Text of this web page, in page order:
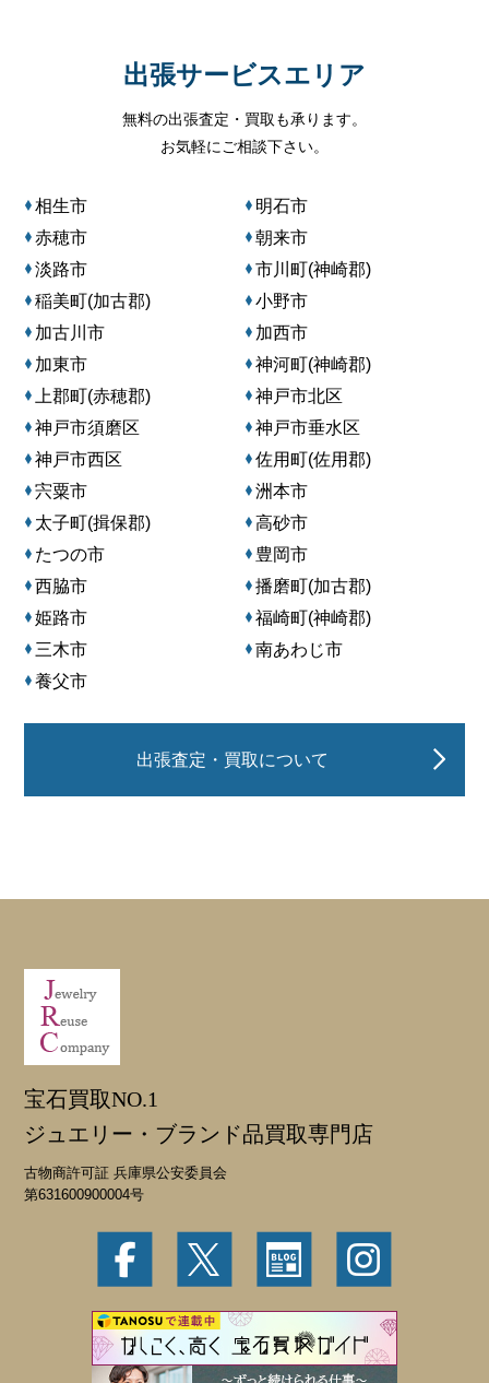
出張サービスエリア
無料の出張査定・買取も承ります。
お気軽にご相談下さい。
相生市
明石市
赤穂市
朝来市
淡路市
市川町(神崎郡)
稲美町(加古郡)
小野市
加古川市
加西市
加東市
神河町(神崎郡)
上郡町(赤穂郡)
神戸市北区
神戸市須磨区
神戸市垂水区
神戸市西区
佐用町(佐用郡)
宍粟市
洲本市
太子町(揖保郡)
高砂市
たつの市
豊岡市
西脇市
播磨町(加古郡)
姫路市
福崎町(神崎郡)
三木市
南あわじ市
養父市
出張査定・買取について
宝石買取NO.1
ジュエリー・ブランド品買取専門店
古物商許可証 兵庫県公安委員会
第631600900004号